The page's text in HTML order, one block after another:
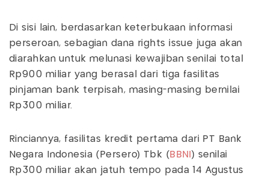
Di sisi lain, berdasarkan keterbukaan informasi
perseroan, sebagian dana rights issue juga akan
diarahkan untuk melunasi kewajiban senilai total
Rp900 miliar yang berasal dari tiga fasilitas
pinjaman bank terpisah, masing-masing bernilai
Rp300 miliar.
Rinciannya, fasilitas kredit pertama dari PT Bank
Negara Indonesia (Persero) Tbk ( BBNI ) senilai
Rp300 miliar akan jatuh tempo pada 14 Agustus